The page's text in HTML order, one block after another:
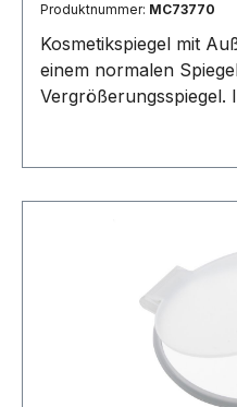
Produktnummer: MC73770
Kosmetikspiegel mit
einem normalen